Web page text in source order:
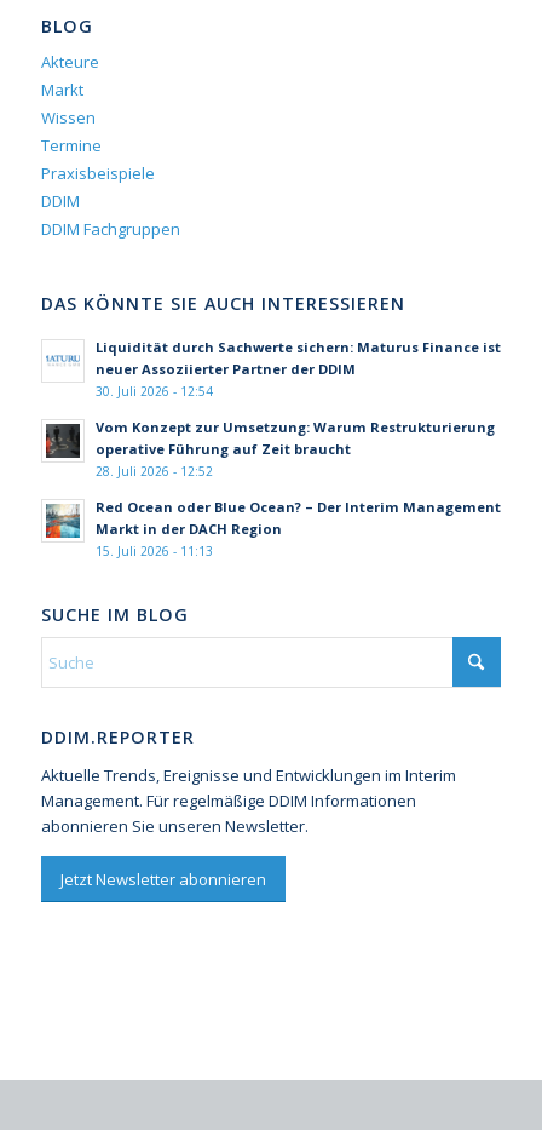
BLOG
Akteure
Markt
Wissen
Termine
Praxisbeispiele
DDIM
DDIM Fachgruppen
DAS KÖNNTE SIE AUCH INTERESSIEREN
Liquidität durch Sachwerte sichern: Maturus Finance ist
neuer Assoziierter Partner der DDIM
30. Juli 2026 - 12:54
Vom Konzept zur Umsetzung: Warum Restrukturierung
operative Führung auf Zeit braucht
28. Juli 2026 - 12:52
Red Ocean oder Blue Ocean? – Der Interim Management
Markt in der DACH Region
15. Juli 2026 - 11:13
SUCHE IM BLOG
DDIM.REPORTER
Aktuelle Trends, Ereignisse und Entwicklungen im Interim
Management. Für regelmäßige DDIM Informationen
abonnieren Sie unseren Newsletter.
Jetzt Newsletter abonnieren